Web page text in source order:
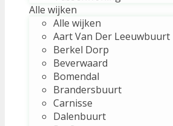
Alle wijken
Alle wijken
Aart Van Der Leeuwbuurt
Berkel Dorp
Beverwaard
Bomendal
Brandersbuurt
Carnisse
Dalenbuurt